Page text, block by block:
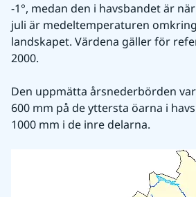
-1°, medan den i havsbandet är
juli är medeltemperaturen
landskapet. Värdena gäller för
2000.
Den uppmätta årsnederbörden
600 mm på de yttersta öarna i
1000 mm i de inre delarna.